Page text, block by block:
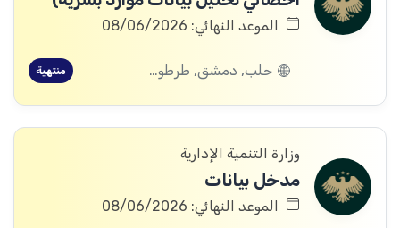
الموعد النهائي: 08/06/2026
حلب, دمشق, طرطوس, ريف دمشق, ديرالزور, درعا, إدلب, القنيطرة, اللاذقية, الرقة, حمص, الحسكة, حماة منتهية
وزارة التنمية الإدارية
مدخل بيانات
الموعد النهائي: 08/06/2026